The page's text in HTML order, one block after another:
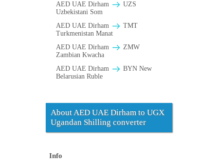
AED UAE Dirham
UZS
Uzbekistani Som
AED UAE Dirham
TMT
Turkmenistan Manat
AED UAE Dirham
ZMW
Zambian Kwacha
AED UAE Dirham
BYN New
Belarusian Ruble
About AED UAE Dirham to UGX
Ugandan Shilling converter
Info